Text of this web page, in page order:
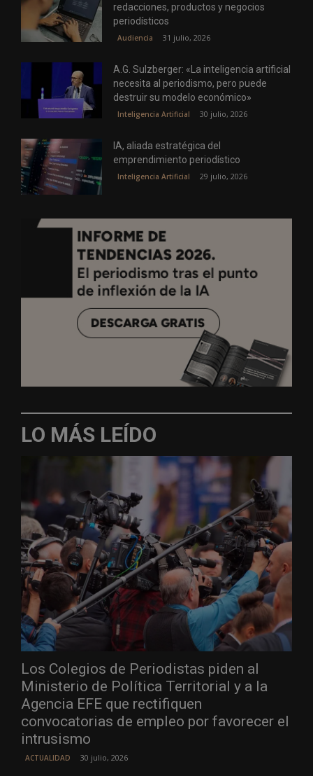
redacciones, productos y negocios
periodísticos
Audiencia 31 julio, 2026
A.G. Sulzberger: «La inteligencia artificial
necesita al periodismo, pero puede
destruir su modelo económico»
Inteligencia Artificial 30 julio, 2026
IA, aliada estratégica del
emprendimiento periodístico
Inteligencia Artificial 29 julio, 2026
LO MÁS LEÍDO
Los Colegios de Periodistas piden al
Ministerio de Política Territorial y a la
Agencia EFE que rectifiquen
convocatorias de empleo por favorecer el
intrusismo
ACTUALIDAD 30 julio, 2026